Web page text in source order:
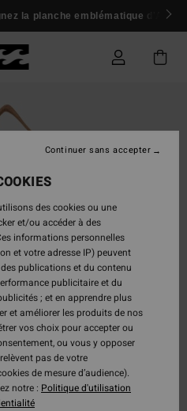
la planche emblématique d'Andy
des cookies ou une
et/ou accéder à des
informations personnelles
et votre adresse IP) peuvent
publications et du contenu
publicitaire et du
; et en apprendre plus
et améliorer les produits de nos
vos choix pour accepter ou
ou vous y opposer
pas de votre
de mesure d’audience).
notre : Politique d'utilisation
Continuer sans accepter